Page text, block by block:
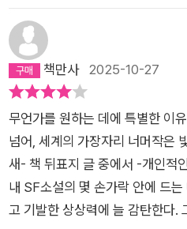
그쪽에서 보낸 걸 이쪽에서 발견
은 많은 노력을 했을 것이다. 평행세계에 대한 소설은 익숙하지만
이렇게 애틋한 적이 었었던가. 이
싶어서 그들을 초대했다. 막을 건
의 선택이었다.알 수 없었다. 막을 건너온 것은 작은
들, 그 너머에 존재하는 것은 거
것은 오직 상상하는 일뿐. (「비구
보여준 세계는 낯설고 이상하다.
같지만 그가 전하는 바는 명확하
하지 말고 이해하려는 노력이 필
고 싶어한다는 것. 자신의 본질이
른 사람의 의견은 그리 중요치 않
세계는 이번에도 이렇게 다양하
기>에서는 우주 어딘가의 샐븐 행
의 신체에 2개의 자아를 가지고
그리 낯선 주제는 아니다. 하나의
다. 서로 다른 성격을 가지고 서
적 특성을 발현한다. 이 두 개의
되었다가 다시 만나는 과정은 애
운 자신을 만들어가는 관계의 시
이 실려 있다. 이 중에 다른 책에
도 읽어본 사람이 있을 것이다. 나
소설, 어디에서 읽었는데, 어디였
전 습관대로 소설집 뒤를 찾아보
소설들을 엮어서 낼 때 그 소설
적이 많았기 때문인데... 없다. 작
읽어도 읽은 작품이 어디에 먼저
이런...그래도 포기할 수 없지. 분
조금만 수고하면. 그 결과 종이책
하고요. 아무리 애써도 문자로 전
겨요. 우리는 문자 그 자체에 담긴
니거든요. 그래서 우리가 문자를
거예요. 문자로는 마음을 온전하
의 알아볼 수 없는 약어들 사이
온 한 줄은 이런 것이었다. 왜 모
어떤 사람들은 여전히 '살아 있
지만 명백해진 사실이 있었다.규
다. - 257, 달고 미지근한 슬픔- 당
사랑하지만, 레몬의 충동적 행동
아 분리 시술을 고민하지만 결국
받아들이는 화해에 이른다. 우리
또 다른 나’와 싸우고 화해하며 살
남긴다.(3) 진동새와 손편지알파
서 집단 네트워크 지성체인 화자
인 미지의 생물을 발견한다. 진동
정보를 주고받는데, 그 패턴은 단
까지 품는다.화자는 인간의 언어
책만사2025-10-27
무언가를 원하는 데에 특별한 이
넘어, 세계의 가장자리 너머작은
새- 책 뒤표지 글 중에서 -개인적
내 SF소설의 몇 손가락 안에 드
고 기발한 상상력에 늘 감탄한다.